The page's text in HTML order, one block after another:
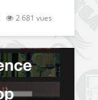
2 681 vues